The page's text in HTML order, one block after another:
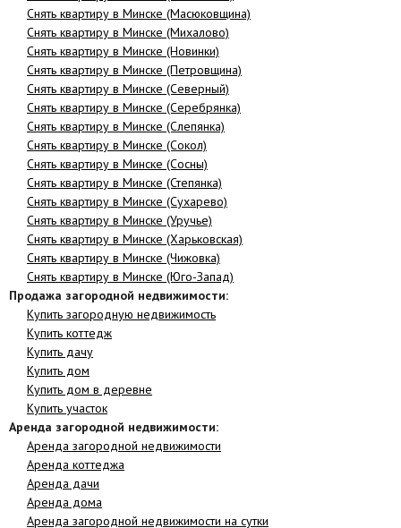
Снять квартиру в Минске (Масюковщина)
Снять квартиру в Минске (Михалово)
Снять квартиру в Минске (Новинки)
Снять квартиру в Минске (Петровщина)
Снять квартиру в Минске (Северный)
Снять квартиру в Минске (Серебрянка)
Снять квартиру в Минске (Слепянка)
Снять квартиру в Минске (Сокол)
Снять квартиру в Минске (Сосны)
Снять квартиру в Минске (Степянка)
Снять квартиру в Минске (Сухарево)
Снять квартиру в Минске (Уручье)
Снять квартиру в Минске (Харьковская)
Снять квартиру в Минске (Чижовка)
Снять квартиру в Минске (Юго-Запад)
Продажа загородной недвижимости:
Купить загородную недвижимость
Купить коттедж
Купить дачу
Купить дом
Купить дом в деревне
Купить участок
Аренда загородной недвижимости:
Аренда загородной недвижимости
Аренда коттеджа
Аренда дачи
Аренда дома
Аренда загородной недвижимости на сутки